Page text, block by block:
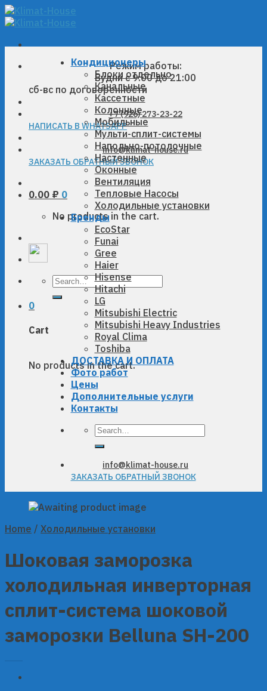
Skip
to
Режим работы:
Будни с 9:00 до 21:00
сб-вс по договоренности
+7 (926) 273-23-22
НАПИСАТЬ В WHATSAPP
info@klimat-house.ru
ЗАКАЗАТЬ ОБРАТНЫЙ ЗВОНОК
0.00 ₽ 0
No products in the cart.
Search
0
Cart
No products in the cart.
Кондиционеры
Блоки отдельно
Канальные
Кассетные
Колонные
Мобильные
Мульти-сплит-системы
Напольно-потолочные
Настенные
Оконные
Вентиляция
Тепловые Насосы
Холодильные установки
Бренды
EcoStar
Funai
Gree
Haier
Hisense
Hitachi
LG
Mitsubishi Electric
Mitsubishi Heavy Industries
Royal Clima
Toshiba
ДОСТАВКА И ОПЛАТА
Фото работ
Цены
Дополнительные услуги
Контакты
Search
info@klimat-house.ru
ЗАКАЗАТЬ ОБРАТНЫЙ ЗВОНОК
Home / Холодильные установки
Шоковая заморозка
холодильная инверторная
сплит-система шоковой
заморозки Belluna SH-200